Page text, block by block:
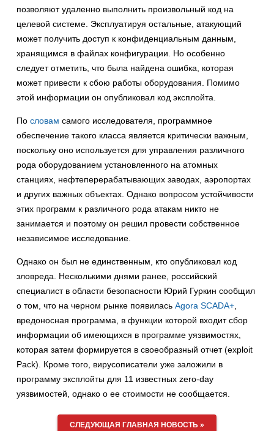
позволяют удаленно выполнить произвольный код на
целевой системе. Эксплуатируя остальные, атакующий
может получить доступ к конфиденциальным данным,
хранящимся в файлах конфигурации. Но особенно
следует отметить, что была найдена ошибка, которая
может привести к сбою работы оборудования. Помимо
этой информации он опубликовал код эксплойта.
По словам самого исследователя, программное
обеспечение такого класса является критически важным,
поскольку оно используется для управления различного
рода оборудованием установленного на атомных
станциях, нефтеперерабатывающих заводах, аэропортах
и других важных объектах. Однако вопросом устойчивости
этих программ к различного рода атакам никто не
занимается и поэтому он решил провести собственное
независимое исследование.
Однако он был не единственным, кто опубликовал код
зловреда. Несколькими днями ранее, российский
специалист в области безопасности Юрий Гуркин сообщил
о том, что на черном рынке появилась Agora SCADA+
вредоносная программа, в функции которой входит сбор
информации об имеющихся в программе уязвимостях,
которая затем формируется в своеобразный отчет (exploit
Pack). Кроме того, вирусописатели уже заложили в
программу эксплойты для 11 известных zero-day
уязвимостей, однако о ее стоимости не сообщается.
СЛЕДУЮЩАЯ ГЛАВНАЯ НОВОСТЬ »